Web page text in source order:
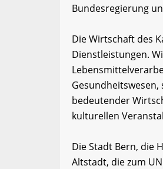
Bundesregierung
Die Wirtschaft des
Dienstleistungen.
bedeutender
kulturellen
Die Stadt Bern, die
Altstadt, die zum